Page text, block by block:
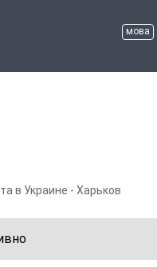
мова
в Украине - Харьков